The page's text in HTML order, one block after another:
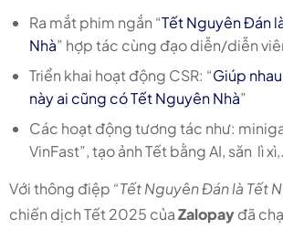
Ra mắt phim ngắn “Tết Nguyên Đán
Nhà” hợp tác cùng đạo diễn/diễn
Triển khai hoạt động CSR: “Giúp
này ai cũng có Tết Nguyên Nhà”
Các hoạt động tương tác như:
VinFast”, tạo ảnh Tết bằng AI, săn lì
Với thông điệp “Tết Nguyên Đán là Tết
chiến dịch Tết 2025 củaZalopayđã